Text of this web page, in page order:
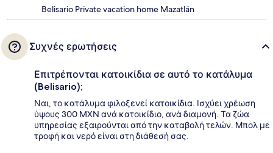
Belisario Private vacation home Mazatlán
Συχνές ερωτήσεις
Επιτρέπονται κατοικίδια σε αυτό το κατάλυμα
(Belisario);
Ναι, το κατάλυμα φιλοξενεί κατοικίδια. Ισχύει χρέωση
ύψους 300 MXN ανά κατοικίδιο, ανά διαμονή. Τα ζώα
υπηρεσίας εξαιρούνται από την καταβολή τελών. Μπολ με
τροφή και νερό είναι στη διάθεσή σας.